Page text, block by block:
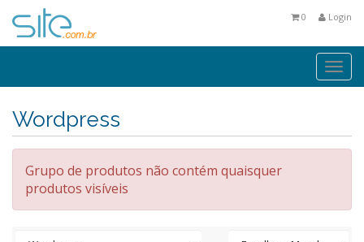
Login
0
Wordpress
Grupo de produtos não contém quaisquer
produtos visíveis